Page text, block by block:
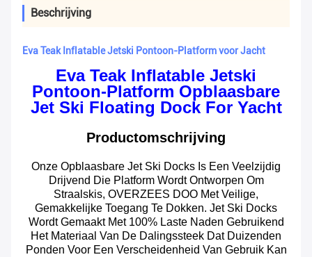
Beschrijving
Eva Teak Inflatable Jetski Pontoon-Platform voor Jacht
Eva Teak Inflatable Jetski
Pontoon-Platform Opblaasbare
Jet Ski Floating Dock For Yacht
Productomschrijving
Onze Opblaasbare Jet Ski Docks Is Een Veelzijdig
Drijvend Die Platform Wordt Ontworpen Om
Straalskis, OVERZEES DOO Met Veilige,
Gemakkelijke Toegang Te Dokken. Jet Ski Docks
Wordt Gemaakt Met 100% Laste Naden Gebruikend
Het Materiaal Van De Dalingssteek Dat Duizenden
Ponden Voor Een Verscheidenheid Van Gebruik Kan